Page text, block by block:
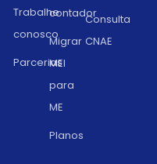
Trabalhe
conosco
Parcerias
contador
Migrar
MEI
para
ME
Planos
Consulta
CNAE